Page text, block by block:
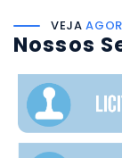
VEJA
Nossos